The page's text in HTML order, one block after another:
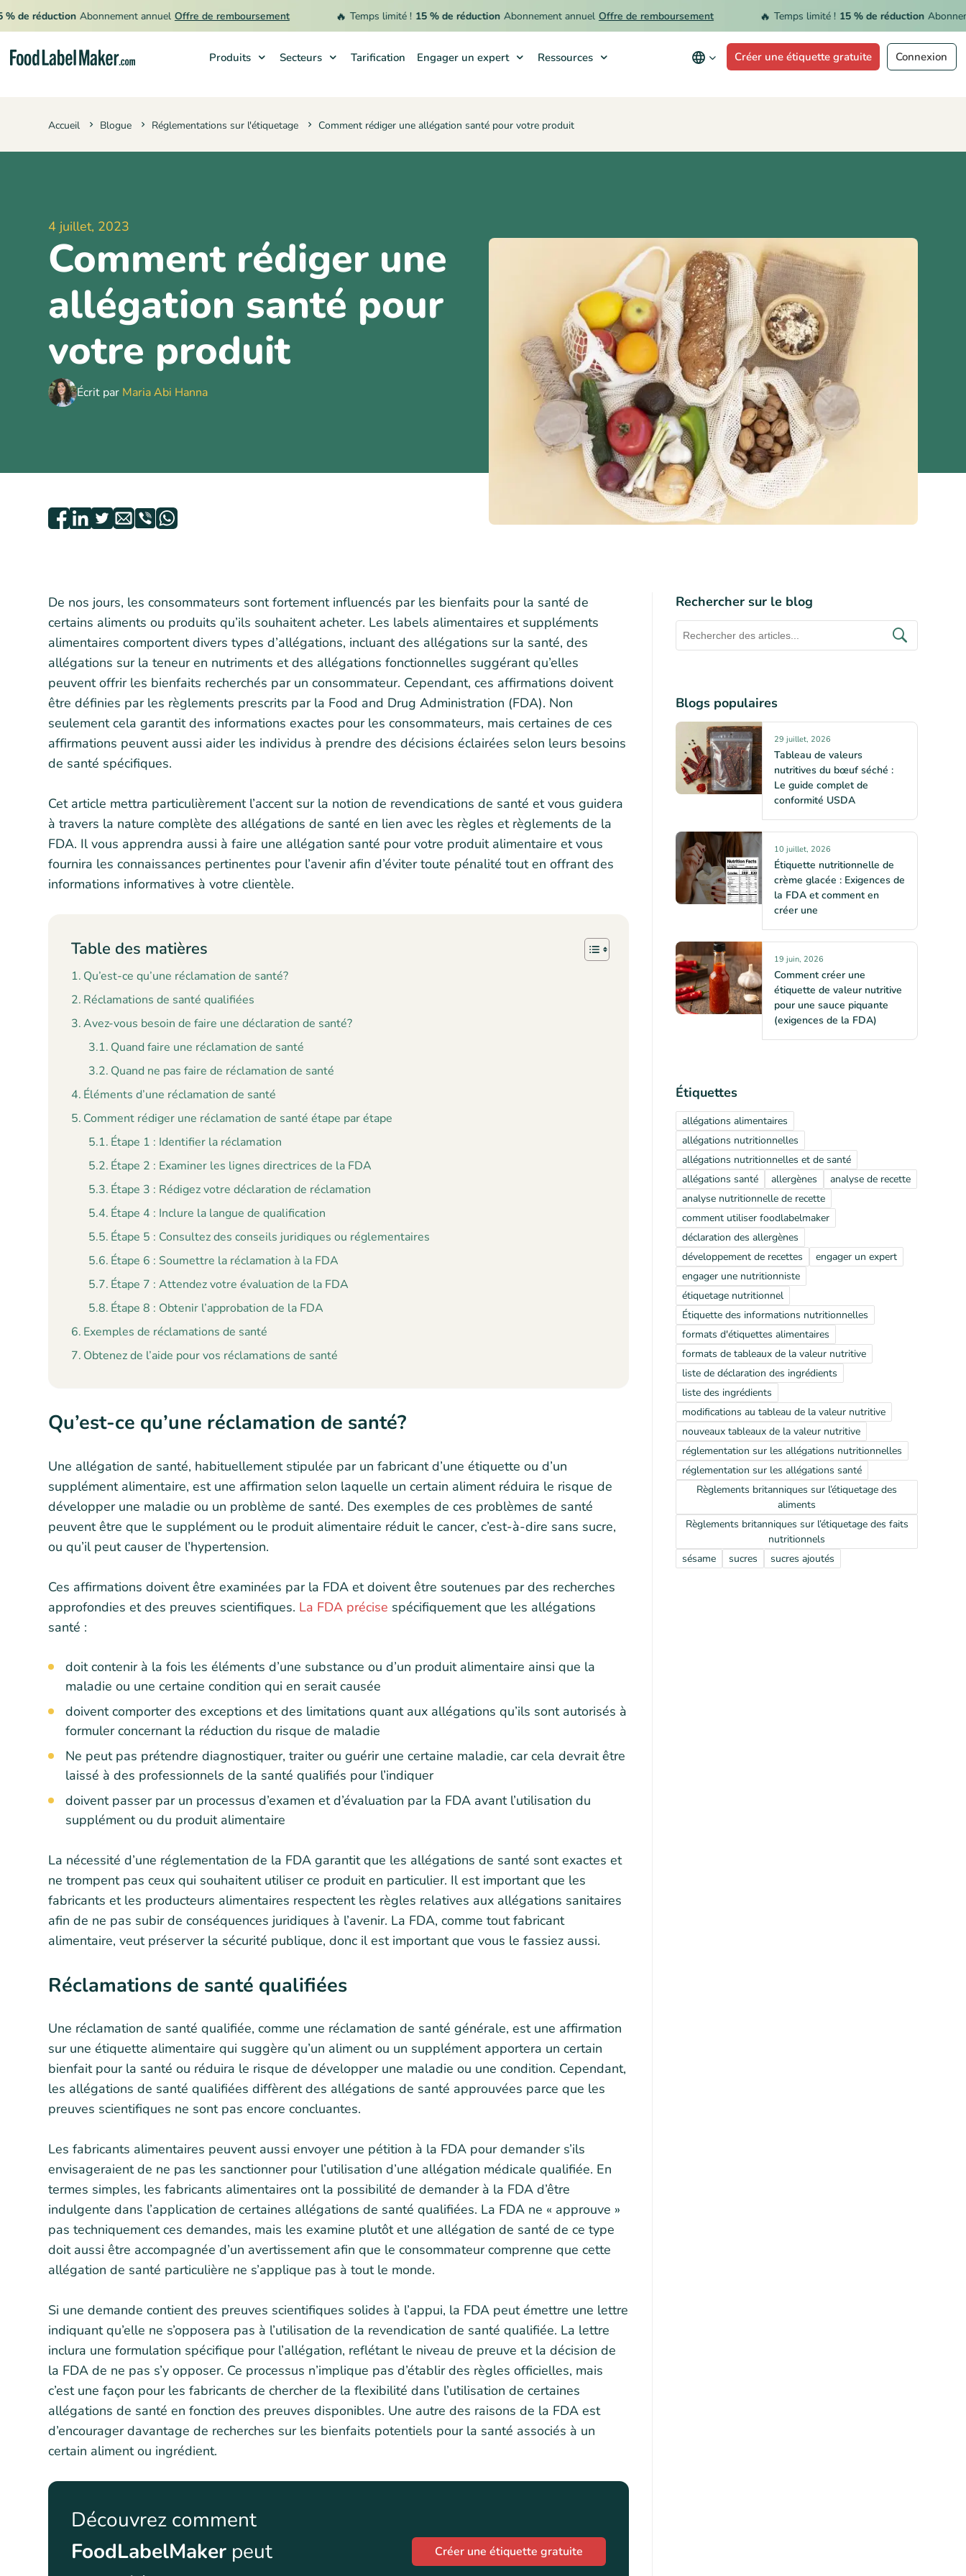
réduction Abonnement annuel Offre de remboursement Temps limité ! 15 % de réduction Abonnement annuel Offre de remboursement Temps limité ! 15 % de réduction Abonnement
Produits Secteurs Tarification Engager un expert Ressources Créer une étiquette gratuite Connexion
Accueil Blogue Réglementations sur l'étiquetage Comment rédiger une allégation santé pour votre produit
4 juillet, 2023
Comment rédiger une
allégation santé pour
votre produit
Écrit par Maria Abi Hanna
De nos jours, les consommateurs sont fortement influencés par les bienfaits pour la santé de
certains aliments ou produits qu’ils souhaitent acheter. Les labels alimentaires et suppléments
alimentaires comportent divers types d’allégations, incluant des allégations sur la santé, des
allégations sur la teneur en nutriments et des allégations fonctionnelles suggérant qu’elles
peuvent offrir les bienfaits recherchés par un consommateur. Cependant, ces affirmations doivent
être définies par les règlements prescrits par la Food and Drug Administration (FDA). Non
seulement cela garantit des informations exactes pour les consommateurs, mais certaines de ces
affirmations peuvent aussi aider les individus à prendre des décisions éclairées selon leurs besoins
de santé spécifiques.
Cet article mettra particulièrement l’accent sur la notion de revendications de santé et vous guidera
à travers la nature complète des allégations de santé en lien avec les règles et règlements de la
FDA. Il vous apprendra aussi à faire une allégation santé pour votre produit alimentaire et vous
fournira les connaissances pertinentes pour l’avenir afin d’éviter toute pénalité tout en offrant des
informations informatives à votre clientèle.
Table des matières
Qu’est-ce qu’une réclamation de santé?
Réclamations de santé qualifiées
Avez-vous besoin de faire une déclaration de santé?
Quand faire une réclamation de santé
Quand ne pas faire de réclamation de santé
Éléments d’une réclamation de santé
Comment rédiger une réclamation de santé étape par étape
Étape 1 : Identifier la réclamation
Étape 2 : Examiner les lignes directrices de la FDA
Étape 3 : Rédigez votre déclaration de réclamation
Étape 4 : Inclure la langue de qualification
Étape 5 : Consultez des conseils juridiques ou réglementaires
Étape 6 : Soumettre la réclamation à la FDA
Étape 7 : Attendez votre évaluation de la FDA
Étape 8 : Obtenir l’approbation de la FDA
Exemples de réclamations de santé
Obtenez de l’aide pour vos réclamations de santé
Qu’est-ce qu’une réclamation de santé?
Une allégation de santé, habituellement stipulée par un fabricant d’une étiquette ou d’un
supplément alimentaire, est une affirmation selon laquelle un certain aliment réduira le risque de
développer une maladie ou un problème de santé. Des exemples de ces problèmes de santé
peuvent être que le supplément ou le produit alimentaire réduit le cancer, c’est-à-dire sans sucre,
ou qu’il peut causer de l’hypertension.
Ces affirmations doivent être examinées par la FDA et doivent être soutenues par des recherches
approfondies et des preuves scientifiques. La FDA précise spécifiquement que les allégations
santé :
doit contenir à la fois les éléments d’une substance ou d’un produit alimentaire ainsi que la
maladie ou une certaine condition qui en serait causée
doivent comporter des exceptions et des limitations quant aux allégations qu’ils sont autorisés à
formuler concernant la réduction du risque de maladie
Ne peut pas prétendre diagnostiquer, traiter ou guérir une certaine maladie, car cela devrait être
laissé à des professionnels de la santé qualifiés pour l’indiquer
doivent passer par un processus d’examen et d’évaluation par la FDA avant l’utilisation du
supplément ou du produit alimentaire
La nécessité d’une réglementation de la FDA garantit que les allégations de santé sont exactes et
ne trompent pas ceux qui souhaitent utiliser ce produit en particulier. Il est important que les
fabricants et les producteurs alimentaires respectent les règles relatives aux allégations sanitaires
afin de ne pas subir de conséquences juridiques à l’avenir. La FDA, comme tout fabricant
alimentaire, veut préserver la sécurité publique, donc il est important que vous le fassiez aussi.
Réclamations de santé qualifiées
Une réclamation de santé qualifiée, comme une réclamation de santé générale, est une affirmation
sur une étiquette alimentaire qui suggère qu’un aliment ou un supplément apportera un certain
bienfait pour la santé ou réduira le risque de développer une maladie ou une condition. Cependant,
les allégations de santé qualifiées diffèrent des allégations de santé approuvées parce que les
preuves scientifiques ne sont pas encore concluantes.
Les fabricants alimentaires peuvent aussi envoyer une pétition à la FDA pour demander s’ils
envisageraient de ne pas les sanctionner pour l’utilisation d’une allégation médicale qualifiée. En
termes simples, les fabricants alimentaires ont la possibilité de demander à la FDA d’être
indulgente dans l’application de certaines allégations de santé qualifiées. La FDA ne « approuve »
pas techniquement ces demandes, mais les examine plutôt et une allégation de santé de ce type
doit aussi être accompagnée d’un avertissement afin que le consommateur comprenne que cette
allégation de santé particulière ne s’applique pas à tout le monde.
Si une demande contient des preuves scientifiques solides à l’appui, la FDA peut émettre une lettre
indiquant qu’elle ne s’opposera pas à l’utilisation de la revendication de santé qualifiée. La lettre
inclura une formulation spécifique pour l’allégation, reflétant le niveau de preuve et la décision de
la FDA de ne pas s’y opposer. Ce processus n’implique pas d’établir des règles officielles, mais
c’est une façon pour les fabricants de chercher de la flexibilité dans l’utilisation de certaines
allégations de santé en fonction des preuves disponibles. Une autre des raisons de la FDA est
d’encourager davantage de recherches sur les bienfaits potentiels pour la santé associés à un
certain aliment ou ingrédient.
Découvrez comment
FoodLabelMaker peut
Créer une étiquette gratuite
Rechercher sur le blog
Blogs populaires
29 juillet, 2026
Tableau de valeurs
nutritives du bœuf séché :
Le guide complet de
conformité USDA
10 juillet, 2026
Étiquette nutritionnelle de
crème glacée : Exigences de
la FDA et comment en
créer une
19 juin, 2026
Comment créer une
étiquette de valeur nutritive
pour une sauce piquante
(exigences de la FDA)
Étiquettes
allégations alimentaires
allégations nutritionnelles
allégations nutritionnelles et de santé
allégations santé
allergènes
analyse de recette
analyse nutritionnelle de recette
comment utiliser foodlabelmaker
déclaration des allergènes
développement de recettes
engager un expert
engager une nutritionniste
étiquetage nutritionnel
Étiquette des informations nutritionnelles
formats d'étiquettes alimentaires
formats de tableaux de la valeur nutritive
liste de déclaration des ingrédients
liste des ingrédients
modifications au tableau de la valeur nutritive
nouveaux tableaux de la valeur nutritive
réglementation sur les allégations nutritionnelles
réglementation sur les allégations santé
Règlements britanniques sur l’étiquetage des
aliments
Règlements britanniques sur l’étiquetage des faits
nutritionnels
sésame
sucres sucres ajoutés
Secteurs